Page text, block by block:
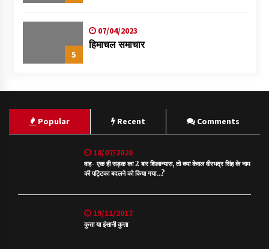
5
07/04/2023
हिमाचल समाचार
Popular Recent Comments
18/07/2020
वाह- एक ही सड़क का 2 बार शिलान्यास, तो क्या केवल वीरभद्र सिंह के नाम
की पट्टिका बदलने को किया गया…?
19/11/2017
कुत्ता या इंसानी कुत्ता